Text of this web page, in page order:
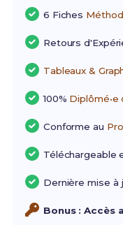
6 Fiches
Retours
Tableaux &
100% Diplômé•e
Conforme au
Téléchargeable
Dernière mise à
Bonus : Accès